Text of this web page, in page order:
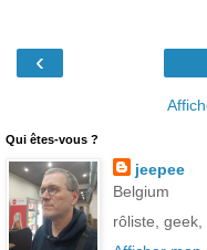
‹
Qui êtes-vous ?
jeepee
Belgium
rôliste,